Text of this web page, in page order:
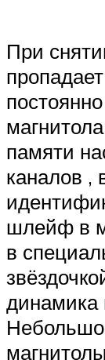
При
памяти
каналов ,
шлейф в
в
динамика